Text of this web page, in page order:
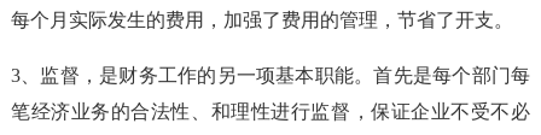
每个月实际发生的费用，加强了费用的管理，节省了开支。
3、监督，是财务工作的另一项基本职能。首先是每个部门每
笔经济业务的合法性、和理性进行监督，保证企业不受不必